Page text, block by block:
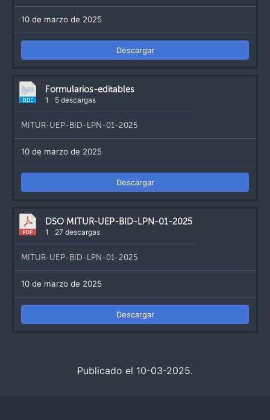
10 de marzo de 2025
Descargar
Formularios-editables
1 5 descargas
MITUR-UEP-BID-LPN-01-2025
10 de marzo de 2025
Descargar
DSO MITUR-UEP-BID-LPN-01-2025
1 27 descargas
MITUR-UEP-BID-LPN-01-2025
10 de marzo de 2025
Descargar
Publicado el 10-03-2025.